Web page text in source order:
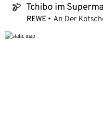
tchibo_logo Tchibo im
REWE An Der